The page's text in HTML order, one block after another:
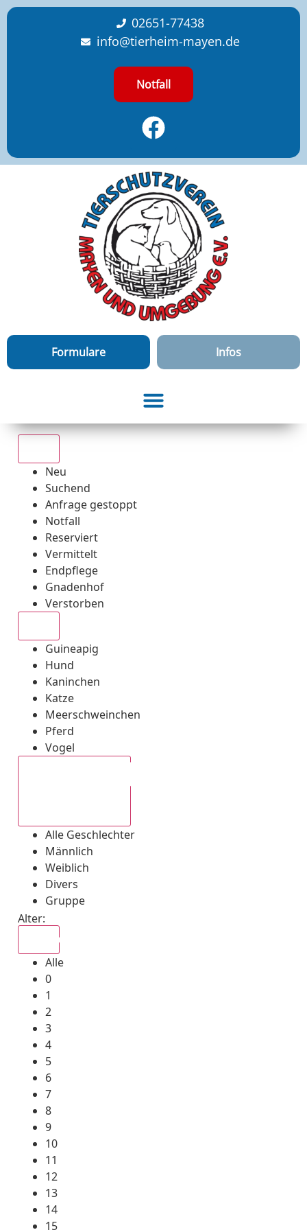
content
02651-77438
info@tierheim-mayen.de
Notfall
Formulare Infos
Neu
Suchend
Anfrage gestoppt
Notfall
Reserviert
Vermittelt
Endpflege
Gnadenhof
Verstorben
Guineapig
Hund
Kaninchen
Katze
Meerschweinchen
Pferd
Vogel
Alle Geschlechter
Männlich
Weiblich
Divers
Gruppe
Alter:
Alle
0
1
2
3
4
5
6
7
8
9
10
11
12
13
14
15